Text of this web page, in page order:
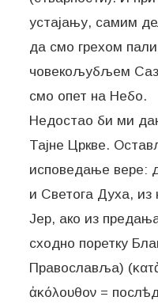
устајању, самим
да смо грехом
човекољубљем
смо опет на Небо.
Недостао би ми
Тајне Цркве.
исповедање вере:
и Светога Духа, из
Јер, ако из
сходно поретку
Православља)
ἀκόλουθον =